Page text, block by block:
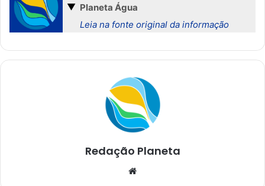
▼ Planeta Água
Leia na fonte original da informação
Redação Planeta